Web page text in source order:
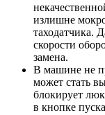
излишне
таходатчика.
скорости
замена.
В машине не
может стать
блокирует
в кнопке